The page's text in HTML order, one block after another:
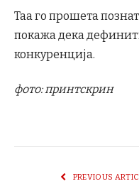
Таа го прошета
покажа дека
конкуренција.
фото: принтскрин
PREVIOUS